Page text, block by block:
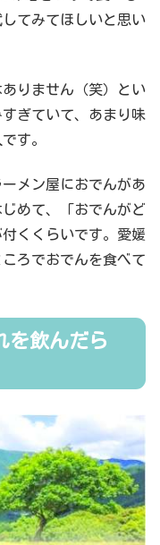
てみてほしいと思い
りません（笑）とい
ぎていて、あまり味
す。
メン屋におでんがあ
めて、「おでんがど
くくらいです。愛媛
ろでおでんを食べて
を飲んだら